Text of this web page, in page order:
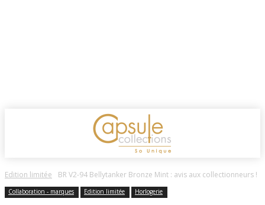
Edition limitée BR V2-94 Bellytanker Bronze Mint : avis aux collectionneurs !
Collaboration - marques Edition limitée Horlogerie